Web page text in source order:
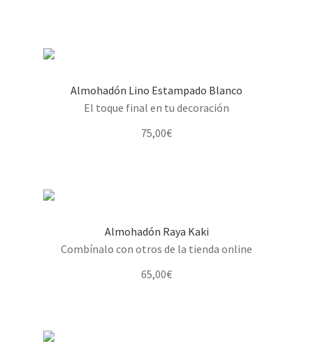
Almohadón Lino Estampado Blanco
El toque final en tu decoración
75,00€
Almohadón Raya Kaki
Combínalo con otros de la tienda online
65,00€